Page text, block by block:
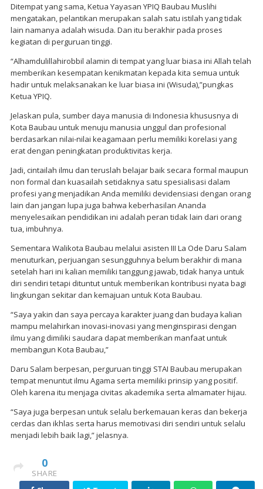
Ditempat yang sama, Ketua Yayasan YPIQ Baubau Muslihi
mengatakan, pelantikan merupakan salah satu istilah yang tidak
lain namanya adalah wisuda. Dan itu berakhir pada proses
kegiatan di perguruan tinggi.
“Alhamdulillahirobbil alamin di tempat yang luar biasa ini Allah telah
memberikan kesempatan kenikmatan kepada kita semua untuk
hadir untuk melaksanakan ke luar biasa ini (Wisuda),”pungkas
Ketua YPIQ.
Jelaskan pula, sumber daya manusia di Indonesia khususnya di
Kota Baubau untuk menuju manusia unggul dan profesional
berdasarkan nilai-nilai keagamaan perlu memiliki korelasi yang
erat dengan peningkatan produktivitas kerja.
Jadi, cintailah ilmu dan teruslah belajar baik secara formal maupun
non formal dan kuasailah setidaknya satu spesialisasi dalam
profesi yang menjadikan Anda memiliki devidensiasi dengan orang
lain dan jangan lupa juga bahwa keberhasilan Ananda
menyelesaikan pendidikan ini adalah peran tidak lain dari orang
tua, imbuhnya.
Sementara Walikota Baubau melalui asisten III La Ode Daru Salam
menuturkan, perjuangan sesungguhnya belum berakhir di mana
setelah hari ini kalian memiliki tanggung jawab, tidak hanya untuk
diri sendiri tetapi dituntut untuk memberikan kontribusi nyata bagi
lingkungan sekitar dan kemajuan untuk Kota Baubau.
“Saya yakin dan saya percaya karakter juang dan budaya kalian
mampu melahirkan inovasi-inovasi yang menginspirasi dengan
ilmu yang dimiliki saudara dapat memberikan manfaat untuk
membangun Kota Baubau,”
Daru Salam berpesan, perguruan tinggi STAI Baubau merupakan
tempat menuntut ilmu Agama serta memiliki prinsip yang positif.
Oleh karena itu menjaga civitas akademika serta almamater hijau.
“Saya juga berpesan untuk selalu berkemauan keras dan bekerja
cerdas dan ikhlas serta harus memotivasi diri sendiri untuk selalu
menjadi lebih baik lagi,” jelasnya.
0
SHARE